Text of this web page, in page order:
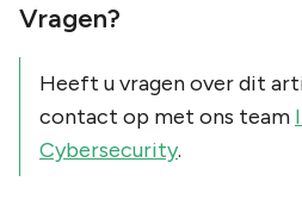
Vragen?
Heeft u vragen over dit
contact op met ons team
Cybersecurity.